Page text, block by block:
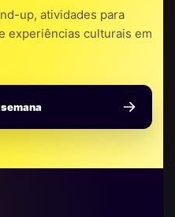
up, atividades para
experiências culturais em